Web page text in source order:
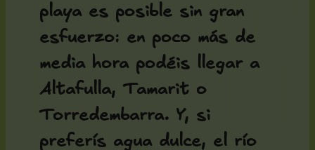
playa es posible sin gran
esfuerzo: en poco más de
media hora podéis llegar a
Altafulla, Tamarit o
Torredembarra. Y, si
preferís agua dulce, el río